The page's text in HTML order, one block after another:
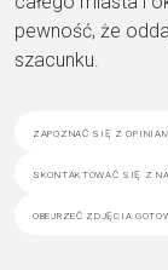
pewność, że
szacunku.
zapoznać się z
skontaktować się z
obejrzeć zdjęcia